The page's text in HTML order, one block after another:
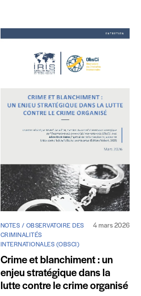
NOTES / OBSERVATOIRE DES
CRIMINALITÉS
INTERNATIONALES (OBSCI)
4 mars 2026
Crime et blanchiment : un
enjeu stratégique dans la
lutte contre le crime organisé